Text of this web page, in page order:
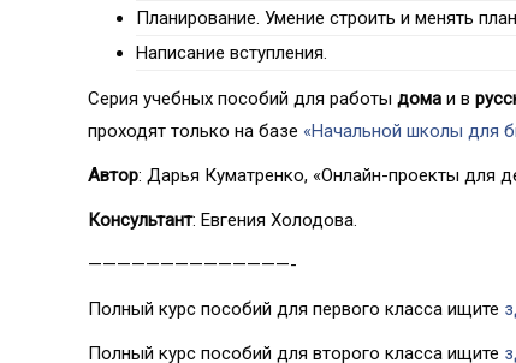
Планирование. Умение строить и менять
Написание вступления.
Серия учебных пособий для работы дома и в
проходят только на базе «Начальной школы для
Автор: Дарья Куматренко, «Онлайн-проекты для
Консультант: Евгения Холодова.
——————————————-
Полный курс пособий для первого класса ищите
Полный курс пособий для второго класса ищите